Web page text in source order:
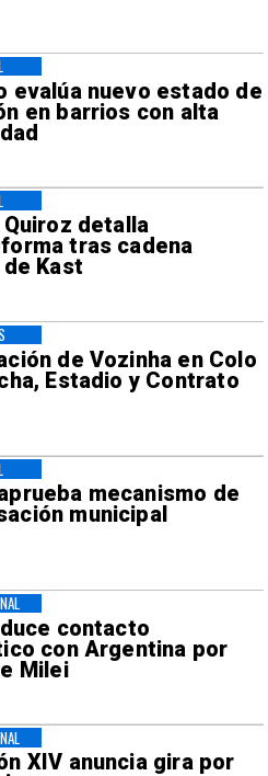
evalúa nuevo estado de
en barrios con alta
detalla
tras cadena
Kast
de Vozinha en Colo
Estadio y Contrato
mecanismo de
municipal
contacto
con Argentina por
Milei
XIV anuncia gira por